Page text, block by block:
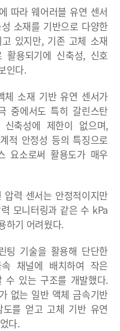
따라 웨어러블 유연 센서
소재를 기반으로 다양한
있지만, 기존 고체 소재
활용되기에 신축성, 신호
인다.
체 소재 기반 유연 센서가
중에서도 특히 갈린스탄
축성에 제한이 없으며,
적 안정성 등의 특징으로
요소로써 활용도가 매우
력 센서는 안정적이지만
모니터링과 같은 수 kPa
하기 어려웠다.
팅 기술을 활용해 단단한
채널에 배치하여 작은
수 있는 구조를 개발했다.
없는 일반 액체 금속기반
를 얻고 고체 기반 유연
다.